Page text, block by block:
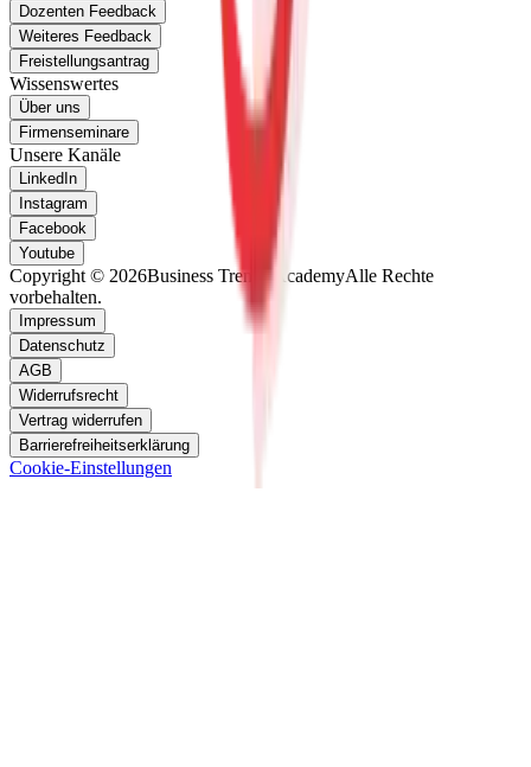
Dozenten Feedback
Weiteres Feedback
Freistellungsantrag
Wissenswertes
Über uns
Firmenseminare
Unsere Kanäle
LinkedIn
Instagram
Facebook
Youtube
Copyright © 2026Business Trends AcademyAlle Rechte
vorbehalten.
Impressum
Datenschutz
AGB
Widerrufsrecht
Vertrag widerrufen
Barrierefreiheitserklärung
Cookie-Einstellungen